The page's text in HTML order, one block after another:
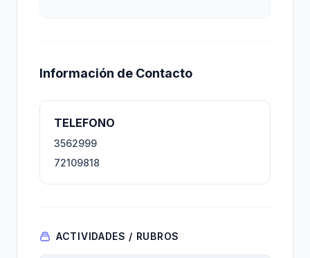
Información de Contacto
TELEFONO
3562999
72109818
ACTIVIDADES / RUBROS